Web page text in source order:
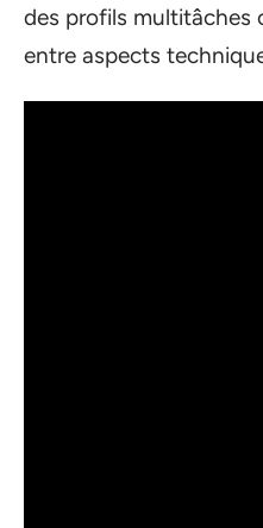
des profils multitâches
entre aspects